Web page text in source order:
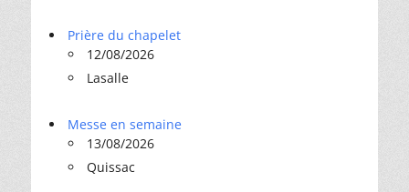
Prière du chapelet
12/08/2026
Lasalle
Messe en semaine
13/08/2026
Quissac